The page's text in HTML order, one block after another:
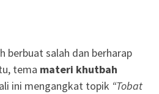
berbuat salah dan berharap
tema materi khutbah
ini mengangkat topik “Tobat